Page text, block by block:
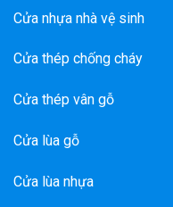
Cửa nhựa nhà vệ sinh
Cửa thép chống cháy
Cửa thép vân gỗ
Cửa lùa gỗ
Cửa lùa nhựa